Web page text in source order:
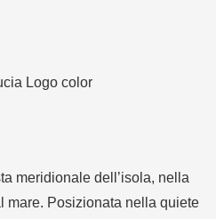
meridionale dell’isola, nella
mare. Posizionata nella quiete